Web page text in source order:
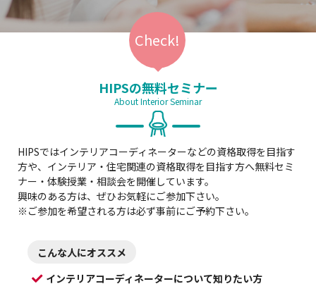
HIPSの無料セミナー
About Interior Seminar
HIPSではインテリアコーディネーターなどの資格取得を目指す
方や、インテリア・住宅関連の資格取得を目指す方へ無料セミ
ナー・体験授業・相談会を開催しています。
興味のある方は、ぜひお気軽にご参加下さい。
※ご参加を希望される方は必ず事前にご予約下さい。
こんな人にオススメ
インテリアコーディネーターについて知りたい方